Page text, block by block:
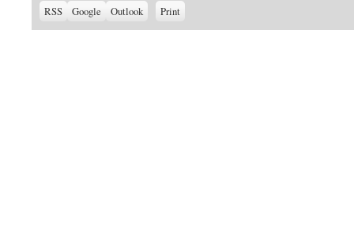
RSS
Subscribe
Google
Subscribe
Outlook Print